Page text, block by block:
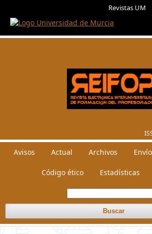
Revistas UM
Avisos Actual Archivos
Código ético Estadísticas
Buscar